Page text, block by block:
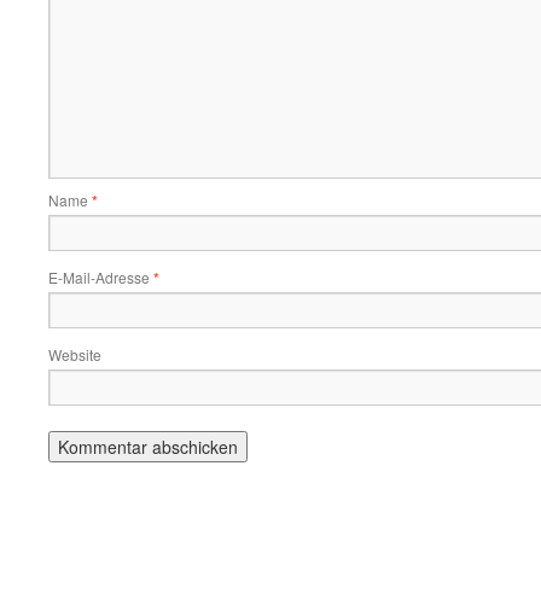
Name *
E-Mail-Adresse *
Website